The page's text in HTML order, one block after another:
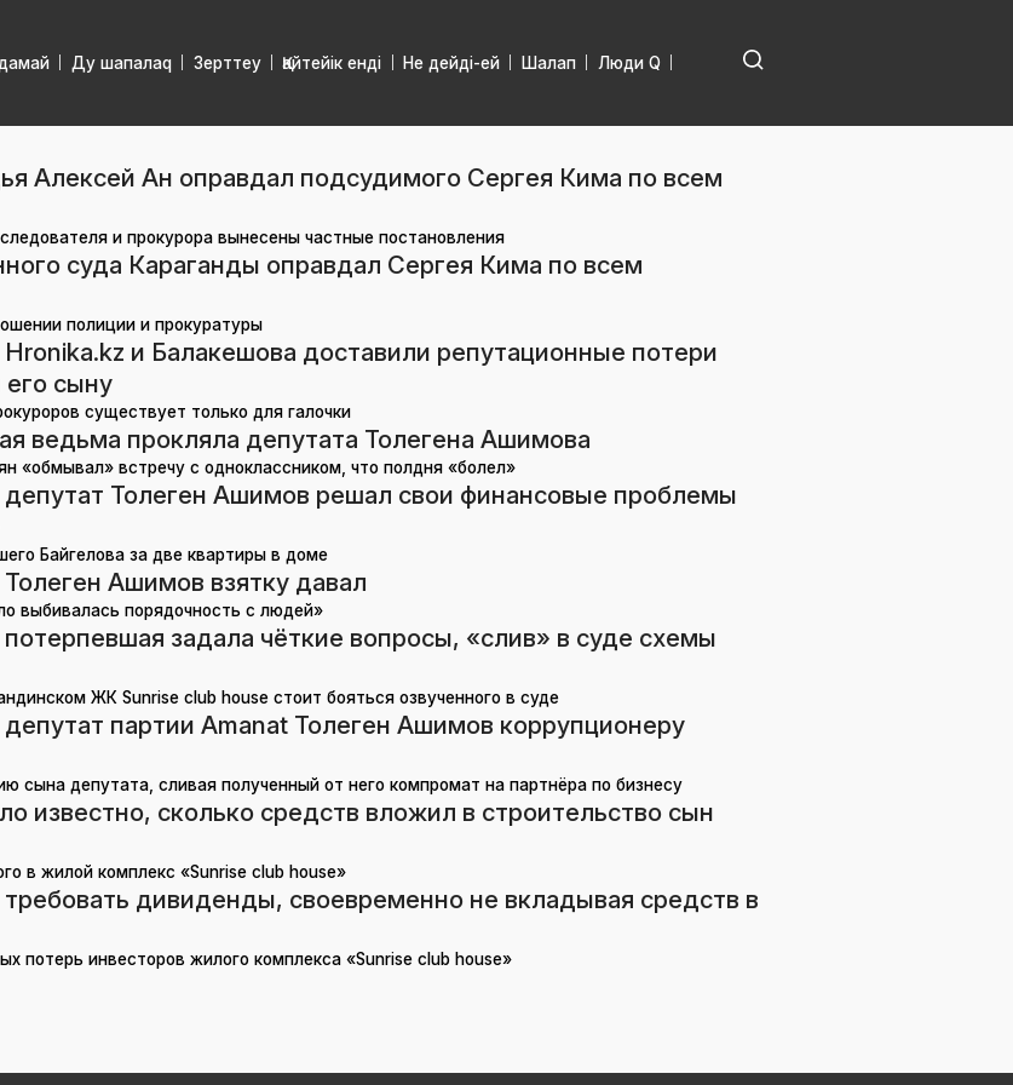
Ду шапалаq Зерттеу Қайтейік енді Не дейді-ей Шалап Люди Q
Алексей Ан оправдал подсудимого Сергея Кима по всем
и прокурора вынесены частные постановления
суда Караганды оправдал Сергея Кима по всем
полиции и прокуратуры
и Балакешова доставили репутационные потери
сыну
существует только для галочки
ведьма прокляла депутата Толегена Ашимова
«обмывал» встречу с одноклассником, что полдня «болел»
депутат Толеген Ашимов решал свои финансовые проблемы
Байгелова за две квартиры в доме
Ашимов взятку давал
выбивалась порядочность с людей»
задала чёткие вопросы, «слив» в суде схемы
ЖК Sunrise club house стоит бояться озвученного в суде
партии Amanat Толеген Ашимов коррупционеру
сына депутата, сливая полученный от него компромат на партнёра по бизнесу
известно, сколько средств вложил в строительство сын
в жилой комплекс «Sunrise club house»
требовать дивиденды, своевременно не вкладывая средств в
потерь инвесторов жилого комплекса «Sunrise club house»